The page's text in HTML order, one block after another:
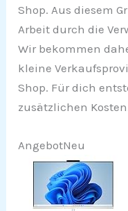
Shop. Aus diesem
Arbeit durch die
Wir bekommen
kleine
Shop. Für dich
zusätzlichen
AngebotNeu